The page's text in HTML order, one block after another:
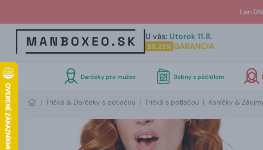
Len
U vás: Utorok 11.8.
98,23% GARANCIA
Darčeky pre mužov Debny s páčidlom
| Tričká & Darčeky s potlačou | Tričká s potlačou | Koníčky &